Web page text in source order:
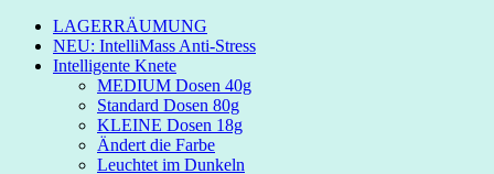
LAGERRÄUMUNG
NEU: IntelliMass Anti-Stress
Intelligente Knete
MEDIUM Dosen 40g
Standard Dosen 80g
KLEINE Dosen 18g
Ändert die Farbe
Leuchtet im Dunkeln